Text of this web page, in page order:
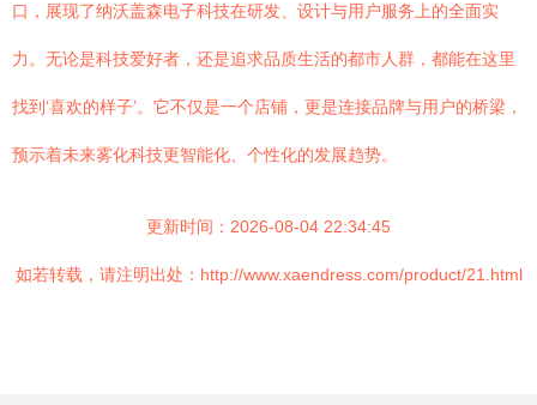
口，展现了纳沃盖森电子科技在研发、设计与用户服务上的全面实
力。无论是科技爱好者，还是追求品质生活的都市人群，都能在这里
找到‘喜欢的样子’。它不仅是一个店铺，更是连接品牌与用户的桥梁，
预示着未来雾化科技更智能化、个性化的发展趋势。
更新时间：2026-08-04 22:34:45
如若转载，请注明出处：http://www.xaendress.com/product/21.html